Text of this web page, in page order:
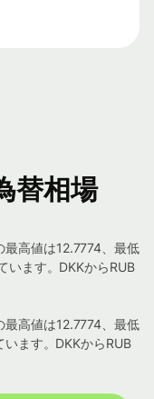
替相場
最高値は12.7774、最低
います。DKKからRUB
最高値は12.7774、最低
ます。DKKからRUB